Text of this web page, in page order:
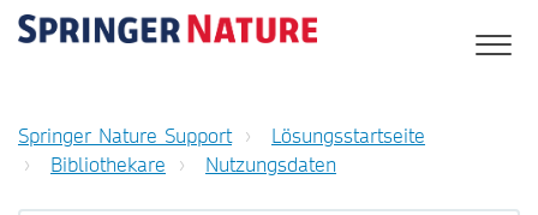
Springer Nature Support
Lösungsstartseite
Bibliothekare
Nutzungsdaten